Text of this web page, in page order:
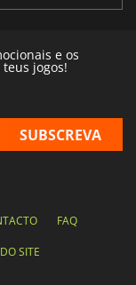
e os
jogos!
FAQ
SITE